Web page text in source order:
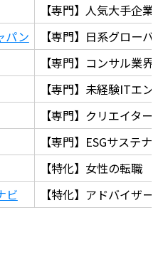
【専門】人気大手企業
パン
【専門】日系グローバ
【専門】コンサル業界
【専門】未経験ITエン
【専門】クリエイター
【専門】ESGサステナ
【特化】女性の転職
ビ
【特化】アドバイザー